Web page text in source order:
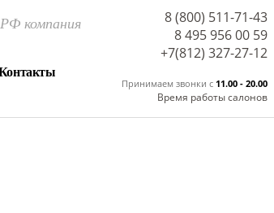
компания
8 (800) 511-71-43
8 495 956 00 59
Принимаем звонки c 11.00 - 20.00
Время работы салонов
+7(812) 327-27-12